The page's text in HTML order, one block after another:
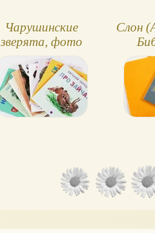
Чарушинские
зверята, фото
книг серии
Слон